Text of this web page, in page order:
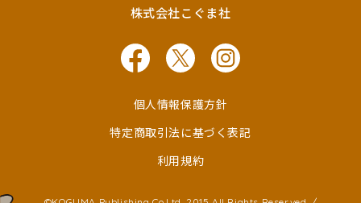
株式会社こぐま社
個人情報保護方針
特定商取引法に基づく表記
利用規約